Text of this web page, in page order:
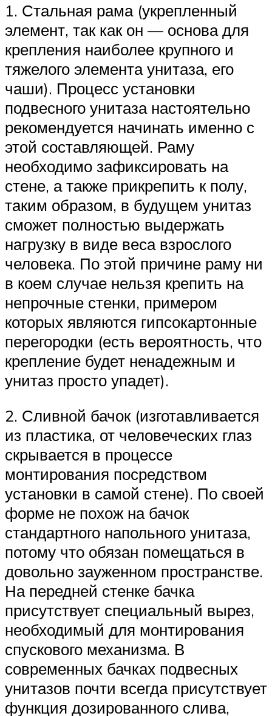
1. Стальная рама (укрепленный
элемент, так как он — основа для
крепления наиболее крупного и
тяжелого элемента унитаза, его
чаши). Процесс установки
подвесного унитаза настоятельно
рекомендуется начинать именно с
этой составляющей. Раму
необходимо зафиксировать на
стене, а также прикрепить к полу,
таким образом, в будущем унитаз
сможет полностью выдержать
нагрузку в виде веса взрослого
человека. По этой причине раму ни
в коем случае нельзя крепить на
непрочные стенки, примером
которых являются гипсокартонные
перегородки (есть вероятность, что
крепление будет ненадежным и
унитаз просто упадет).
2. Сливной бачок (изготавливается
из пластика, от человеческих глаз
скрывается в процессе
монтирования посредством
установки в самой стене). По своей
форме не похож на бачок
стандартного напольного унитаза,
потому что обязан помещаться в
довольно зауженном пространстве.
На передней стенке бачка
присутствует специальный вырез,
необходимый для монтирования
спускового механизма. В
современных бачках подвесных
унитазов почти всегда присутствует
функция дозированного слива,